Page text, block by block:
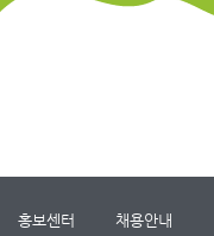
홍보센터 채용안내